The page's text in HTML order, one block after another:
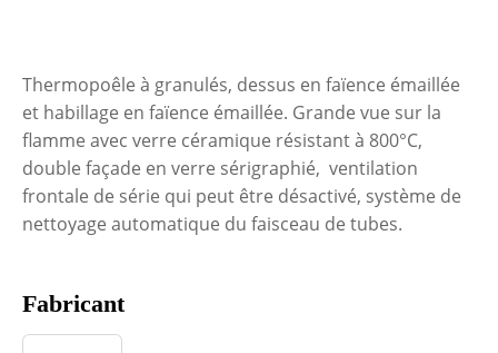
Thermopoêle à granulés, dessus en faïence émaillée
et habillage en faïence émaillée. Grande vue sur la
flamme avec verre céramique résistant à 800°C,
double façade en verre sérigraphié, ventilation
frontale de série qui peut être désactivé, système de
nettoyage automatique du faisceau de tubes.
Fabricant